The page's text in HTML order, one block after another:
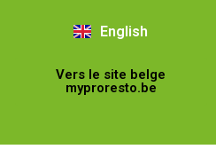
English
Vers le site belge
myproresto.be